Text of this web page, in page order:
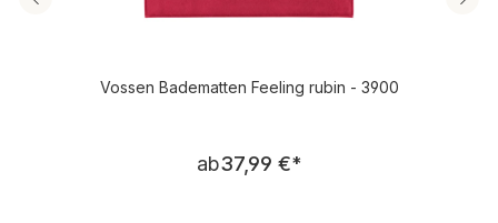
Vossen Badematten Feeling rubin - 3900
Regulärer Preis:
ab37,99 €*